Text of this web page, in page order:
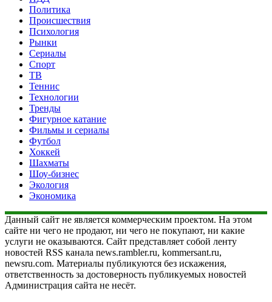
Политика
Происшествия
Психология
Рынки
Сериалы
Спорт
ТВ
Теннис
Технологии
Тренды
Фигурное катание
Фильмы и сериалы
Футбол
Хоккей
Шахматы
Шоу-бизнес
Экология
Экономика
Данный сайт не является коммерческим проектом. На этом
сайте ни чего не продают, ни чего не покупают, ни какие
услуги не оказываются. Сайт представляет собой ленту
новостей RSS канала news.rambler.ru, kommersant.ru,
newsru.com. Материалы публикуются без искажения,
ответственность за достоверность публикуемых новостей
Администрация сайта не несёт.